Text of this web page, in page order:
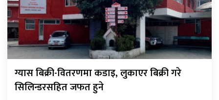
ग्यास बिक्री-वितरणमा कडाइ, लुकाएर बिक्री गरे
सिलिन्डरसहित जफत हुने